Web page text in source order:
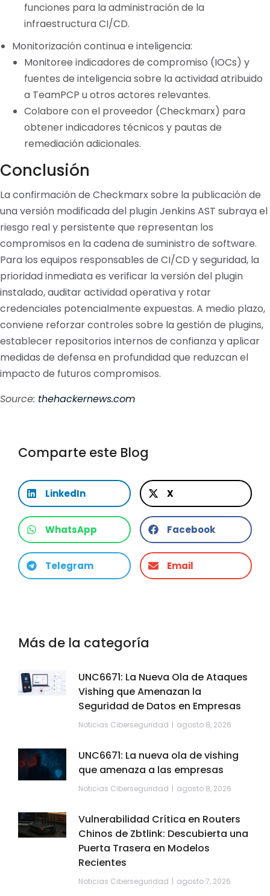
funciones para la administración de la
infraestructura CI/CD.
Monitorización continua e inteligencia:
Monitoree indicadores de compromiso (IOCs) y
fuentes de inteligencia sobre la actividad atribuido
a TeamPCP u otros actores relevantes.
Colabore con el proveedor (Checkmarx) para
obtener indicadores técnicos y pautas de
remediación adicionales.
Conclusión
La confirmación de Checkmarx sobre la publicación de
una versión modificada del plugin Jenkins AST subraya el
riesgo real y persistente que representan los
compromisos en la cadena de suministro de software.
Para los equipos responsables de CI/CD y seguridad, la
prioridad inmediata es verificar la versión del plugin
instalado, auditar actividad operativa y rotar
credenciales potencialmente expuestas. A medio plazo,
conviene reforzar controles sobre la gestión de plugins,
establecer repositorios internos de confianza y aplicar
medidas de defensa en profundidad que reduzcan el
impacto de futuros compromisos.
Source: thehackernews.com
Comparte este Blog
LinkedIn X
WhatsApp Facebook
Telegram Email
Más de la categoría
UNC6671: La Nueva Ola de Ataques
Vishing que Amenazan la
Seguridad de Datos en Empresas
Noticias Ciberseguridad agosto 8, 2026
UNC6671: La nueva ola de vishing
que amenaza a las empresas
Noticias Ciberseguridad agosto 8, 2026
Vulnerabilidad Crítica en Routers
Chinos de Zbtlink: Descubierta una
Puerta Trasera en Modelos
Recientes
Noticias Ciberseguridad agosto 7, 2026